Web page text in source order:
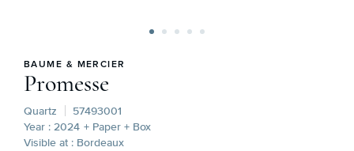
BAUME & MERCIER
Promesse
Quartz
57493001
Year : 2024 + Paper + Box
Visible at : Bordeaux